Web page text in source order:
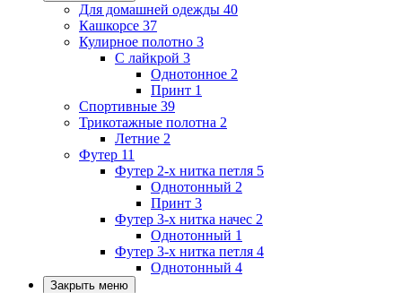
Для домашней одежды 40
Кашкорсе 37
Кулирное полотно 3
С лайкрой 3
Однотонное 2
Принт 1
Спортивные 39
Трикотажные полотна 2
Летние 2
Футер 11
Футер 2-х нитка петля 5
Однотонный 2
Принт 3
Футер 3-х нитка начес 2
Однотонный 1
Футер 3-х нитка петля 4
Однотонный 4
Закрыть меню